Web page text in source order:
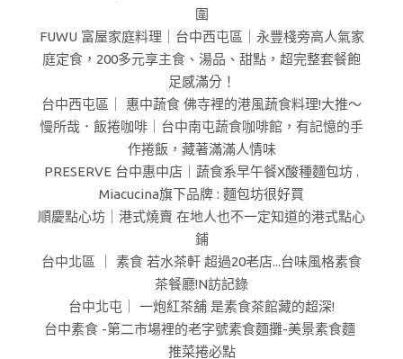
圍
FUWU 富屋家庭料理｜台中西屯區｜永豐棧旁高人氣家
庭定食，200多元享主食、湯品、甜點，超完整套餐飽
足感滿分！
台中西屯區｜ 惠中蔬食 佛寺裡的港風蔬食料理!大推～
慢所哉．飯捲咖啡｜台中南屯蔬食咖啡館，有記憶的手
作捲飯，藏著滿滿人情味
PRESERVE 台中惠中店｜蔬食系早午餐X酸種麵包坊 .
Miacucina旗下品牌 : 麵包坊很好買
順慶點心坊｜港式燒賣 在地人也不一定知道的港式點心
鋪
台中北區 ｜ 素食 若水茶軒 超過20老店...台味風格素食
茶餐廳!N訪記錄
台中北屯｜ 一炮紅茶舖 是素食茶館藏的超深!
台中素食 -第二市場裡的老字號素食麵攤-美景素食麵
推菜捲必點